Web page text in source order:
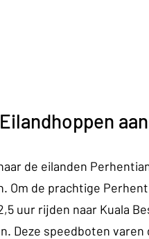
de eilanden
Om de prachtige
uur rijden naar Kuala
Deze speedboten varen